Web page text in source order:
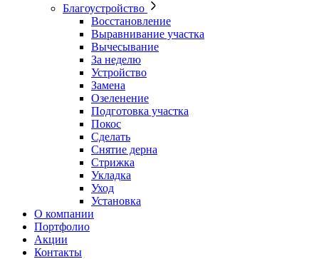
Благоустройство
Восстановление
Выравнивание участка
Вычесывание
За неделю
Устройство
Замена
Озеленение
Подготовка участка
Покос
Сделать
Снятие дерна
Стрижка
Укладка
Уход
Установка
О компании
Портфолио
Акции
Контакты